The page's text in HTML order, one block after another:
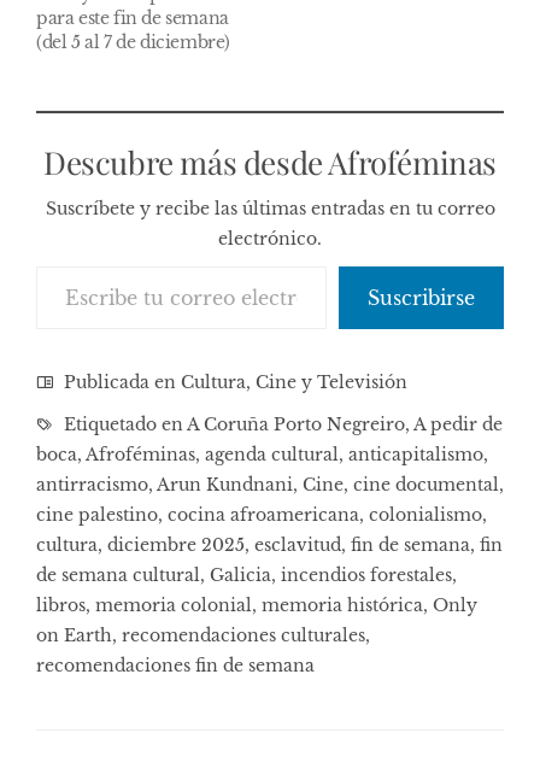
para este fin de semana
(del 5 al 7 de diciembre)
Descubre más desde Afroféminas
Suscríbete y recibe las últimas entradas en tu correo
electrónico.
Suscribirse
Publicada en Cultura, Cine y Televisión
Etiquetado enA Coruña Porto Negreiro, A pedir de
boca, Afroféminas, agenda cultural, anticapitalismo,
antirracismo, Arun Kundnani, Cine, cine documental,
cine palestino, cocina afroamericana, colonialismo,
cultura, diciembre 2025, esclavitud, fin de semana, fin
de semana cultural, Galicia, incendios forestales,
libros, memoria colonial, memoria histórica, Only
on Earth, recomendaciones culturales,
recomendaciones fin de semana